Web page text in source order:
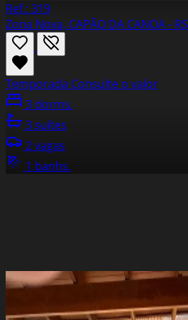
Ref.: 319
Zona Nova, CAPÃO DA CANOA - RS
Temporada Consulte o valor
3 dorms.
3 suítes
2 vagas
1 banhs.